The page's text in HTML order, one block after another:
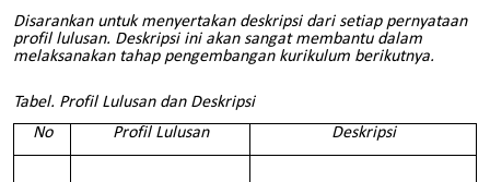
Disarankan untuk menyertakan deskripsi dari setiap pernyataan
profil lulusan. Deskripsi ini akan sangat membantu dalam
melaksanakan tahap pengembangan kurikulum berikutnya.
Tabel. Profil Lulusan dan Deskripsi
No
Profil Lulusan Deskripsi